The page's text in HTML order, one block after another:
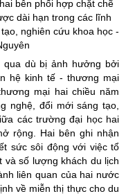
bên phối hợp chặt chẽ
dài hạn trong các lĩnh
nghiên cứu khoa học -
qua dù bị ảnh hưởng bởi
hệ kinh tế - thương mại
mại hai chiều năm
nghệ, đổi mới sáng tạo,
các trường đại học hai
rộng. Hai bên ghi nhận
sức sôi động với việc tổ
và số lượng khách du lịch
liên quan của hai nước
về miễn thị thực cho du